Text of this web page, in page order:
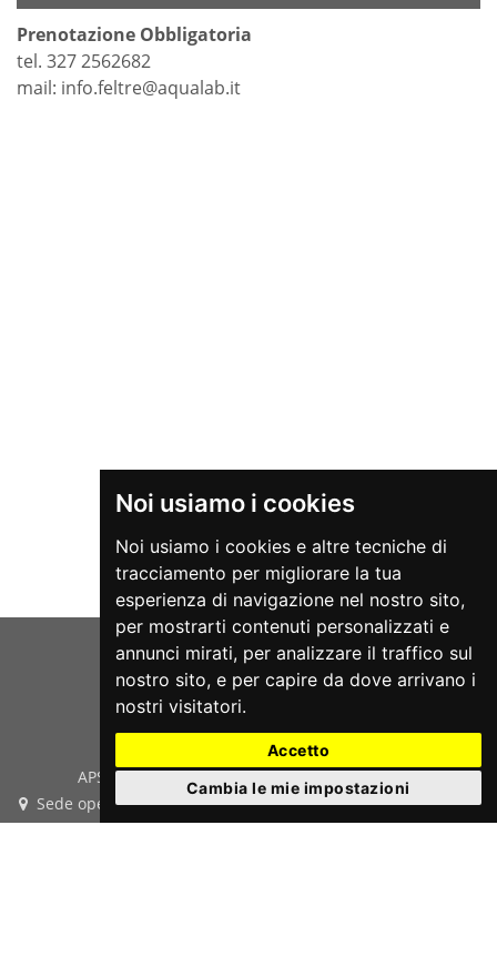
Noi usiamo i cookies
Noi usiamo i cookies e altre tecniche di
tracciamento per migliorare la tua
esperienza di navigazione nel nostro sito,
per mostrarti contenuti personalizzati e
annunci mirati, per analizzare il traffico sul
nostro sito, e per capire da dove arrivano i
nostri visitatori.
Accetto
Cambia le mie impostazioni
Prenotazione Obbligatoria
tel. 327 2562682
mail: info.feltre@aqualab.it
APS teatrOrtaet - P.Iva e Cod.Fis. 03933420287
Sede operativa: Via San Bellino, 14 - 35020 Albignasego (PD)
- Sede legale: Via Puglie, 2 35030 Rubano (PD)